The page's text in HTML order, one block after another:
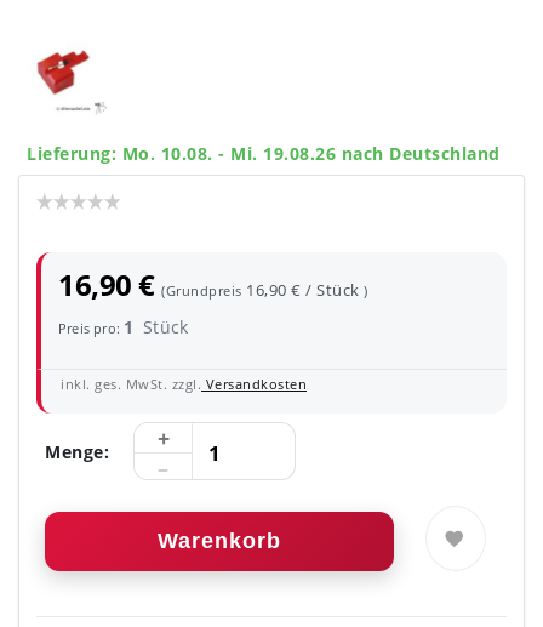
Lieferung: Mo. 10.08. - Mi. 19.08.26 nach Deutschland
16,90 €(Grundpreis 16,90 € / Stück)
Preis pro: 1 Stück
inkl. ges. MwSt. zzgl. Versandkosten
Menge:
Warenkorb